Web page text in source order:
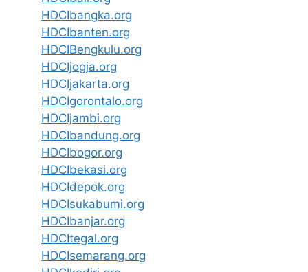
HDCIbangka.org
HDCIbanten.org
HDCIBengkulu.org
HDCIjogja.org
HDCIjakarta.org
HDCIgorontalo.org
HDCIjambi.org
HDCIbandung.org
HDCIbogor.org
HDCIbekasi.org
HDCIdepok.org
HDCIsukabumi.org
HDCIbanjar.org
HDCItegal.org
HDCIsemarang.org